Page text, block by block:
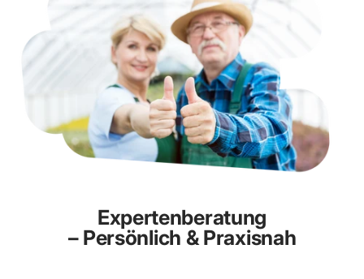
Expertenberatung
– Persönlich & Praxisnah